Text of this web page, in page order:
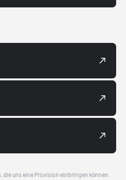
die uns eine Provision einbringen können.